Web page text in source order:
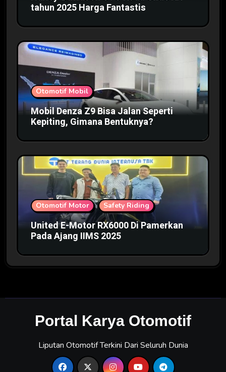
tahun 2025 Harga Fantastis
Otomotif Mobil
Mobil Denza Z9 Bisa Jalan Seperti
Kepiting, Gimana Bentuknya?
Otomotif Motor Safety Riding
United E-Motor RX6000 Di Pamerkan
Pada Ajang IIMS 2025
Portal Karya Otomotif
Liputan Otomotif Terkini Dari Seluruh Dunia